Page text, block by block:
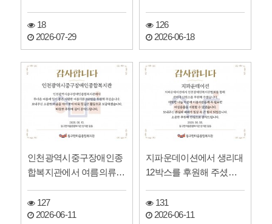
18
2026-07-29
126
2026-06-18
인천광역시중구장애인종
합복지관에서 여름의류를
127
2026-06-11
지파운데이션에서 생리대
12박스를 후원해 주셨습
131
2026-06-11